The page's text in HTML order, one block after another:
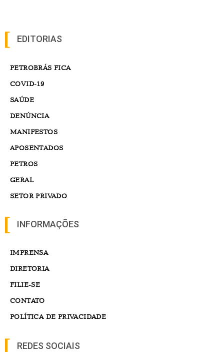
EDITORIAS
PETROBRÁS FICA
COVID-19
SAÚDE
DENÚNCIA
MANIFESTOS
APOSENTADOS
PETROS
GERAL
SETOR PRIVADO
INFORMAÇÕES
IMPRENSA
DIRETORIA
FILIE-SE
CONTATO
POLÍTICA DE PRIVACIDADE
REDES SOCIAIS